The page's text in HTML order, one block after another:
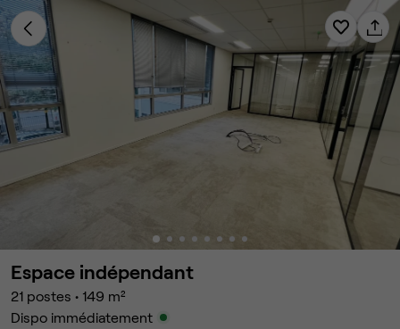
Espace indépendant
21 postes • 149 m²
Dispo immédiatement